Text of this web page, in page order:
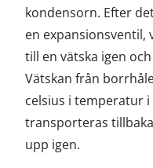
kondensorn. Efter
en expansionsventil,
till en vätska igen
Vätskan från
celsius i temperatur
transporteras
upp igen.